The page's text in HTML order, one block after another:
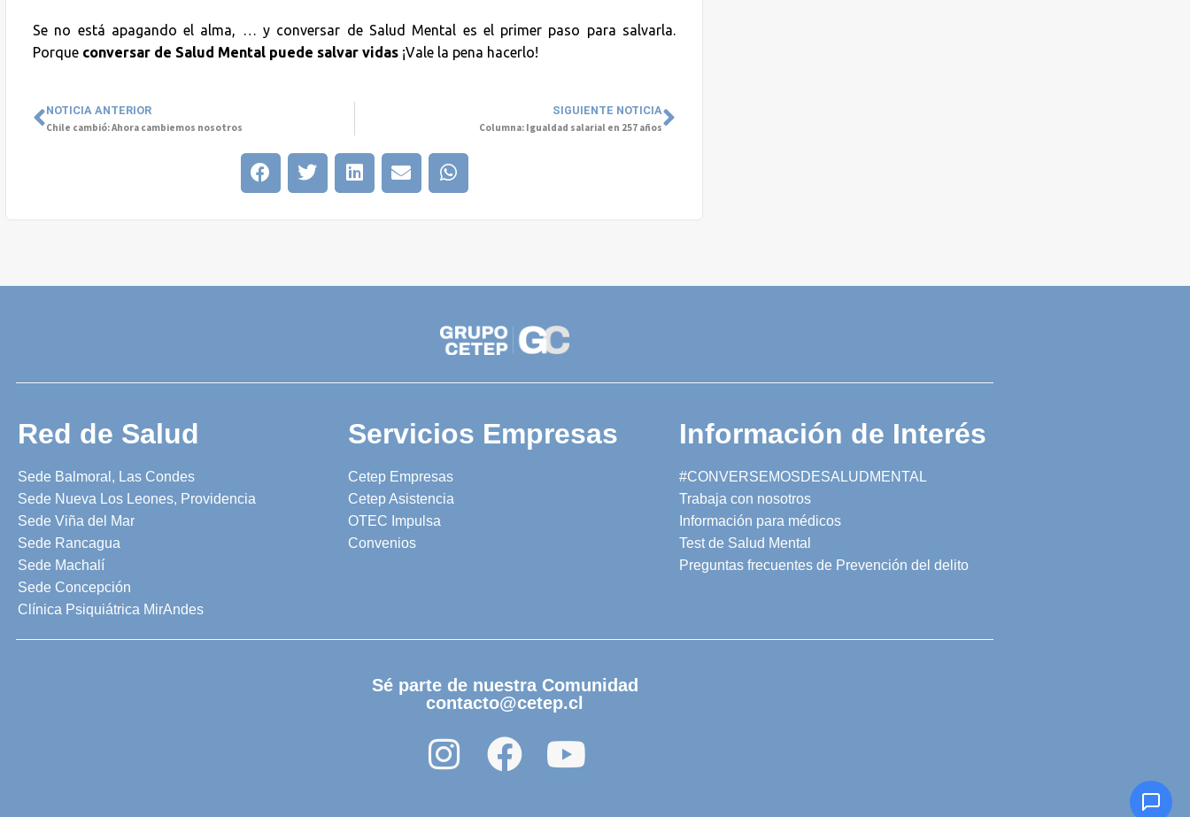
Se no está apagando el alma, … y conversar de Salud Mental es el primer paso para salvarla.
Porque conversar de Salud Mental puede salvar vidas ¡Vale la pena hacerlo!
NOTICIA ANTERIOR
Chile cambió: Ahora cambiemos nosotros
SIGUIENTE NOTICIA
Columna: Igualdad salarial en 257 años
Red de Salud
Sede Balmoral, Las Condes
Sede Nueva Los Leones, Providencia
Sede Viña del Mar
Sede Rancagua
Sede Machalí
Sede Concepción
Clínica Psiquiátrica MirAndes
Servicios Empresas
Cetep Empresas
Cetep Asistencia
OTEC Impulsa
Convenios
Información de Interés
#CONVERSEMOSDESALUDMENTAL
Trabaja con nosotros
Información para médicos
Test de Salud Mental
Preguntas frecuentes de Prevención del delito
Sé parte de nuestra Comunidad
contacto@cetep.cl